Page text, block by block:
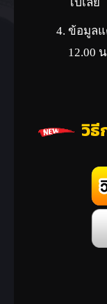
ข้อมูลแ
12.00
วิธี